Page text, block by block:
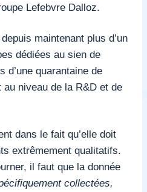
Lefebvre Dalloz.
maintenant plus d’un
dédiées au sien de
d’une quarantaine de
niveau de la R&D et de
dans le fait qu’elle doit
extrêmement qualitatifs.
il faut que la donnée
collectées,